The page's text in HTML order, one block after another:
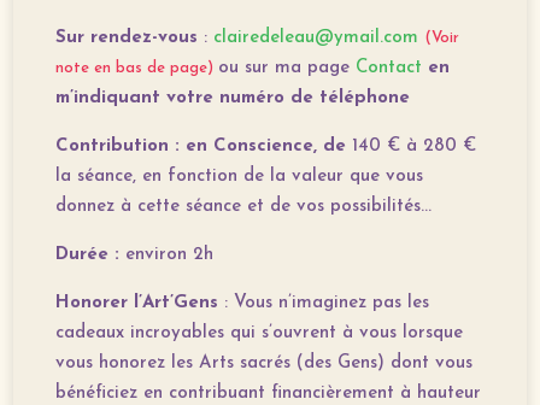
Sur rendez-vous : clairedeleau@ymail.com (Voir
note en bas de page) ou sur ma page Contact en
m’indiquant votre numéro de téléphone
Contribution : en Conscience, de 140 € à 280 €
la séance​​, en fonction de la valeur que vous
donnez à cette séance et de vos possibilités…
Durée : environ 2h
Honorer l’Art’Gens : Vous n’imaginez pas les
cadeaux incroyables qui s’ouvrent à vous lorsque
vous honorez les Arts sacrés (des Gens) dont vous
bénéficiez en contribuant financièrement à hauteur